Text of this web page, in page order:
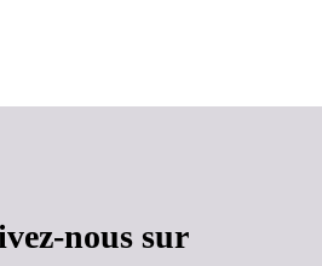
nous sur